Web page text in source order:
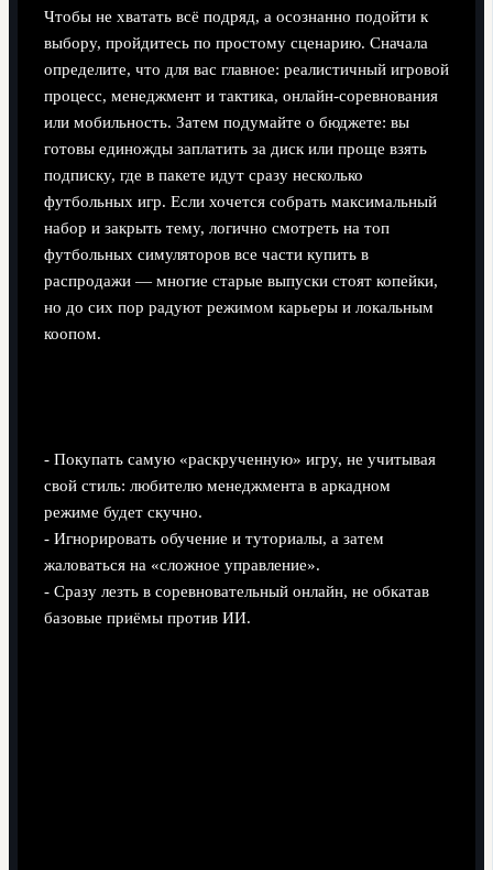
Чтобы не хватать всё подряд, а осознанно подойти к
выбору, пройдитесь по простому сценарию. Сначала
определите, что для вас главное: реалистичный игровой
процесс, менеджмент и тактика, онлайн-соревнования
или мобильность. Затем подумайте о бюджете: вы
готовы единожды заплатить за диск или проще взять
подписку, где в пакете идут сразу несколько
футбольных игр. Если хочется собрать максимальный
набор и закрыть тему, логично смотреть на топ
футбольных симуляторов все части купить в
распродажи — многие старые выпуски стоят копейки,
но до сих пор радуют режимом карьеры и локальным
коопом.
- Покупать самую «раскрученную» игру, не учитывая
свой стиль: любителю менеджмента в аркадном
режиме будет скучно.
- Игнорировать обучение и туториалы, а затем
жаловаться на «сложное управление».
- Сразу лезть в соревновательный онлайн, не обкатав
базовые приёмы против ИИ.